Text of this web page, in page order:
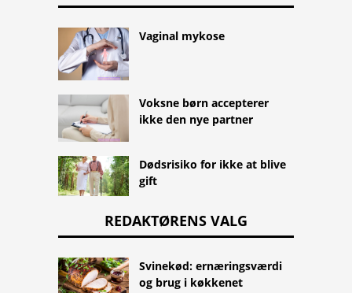
Vaginal mykose
Voksne børn accepterer
ikke den nye partner
Dødsrisiko for ikke at blive
gift
REDAKTØRENS VALG
Svinekød: ernæringsværdi
og brug i køkkenet